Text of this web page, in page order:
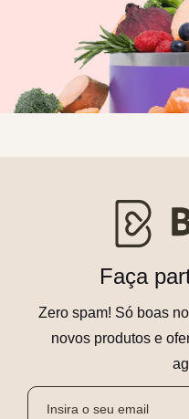
Faça
Zero spam! Só boas
novos produtos e